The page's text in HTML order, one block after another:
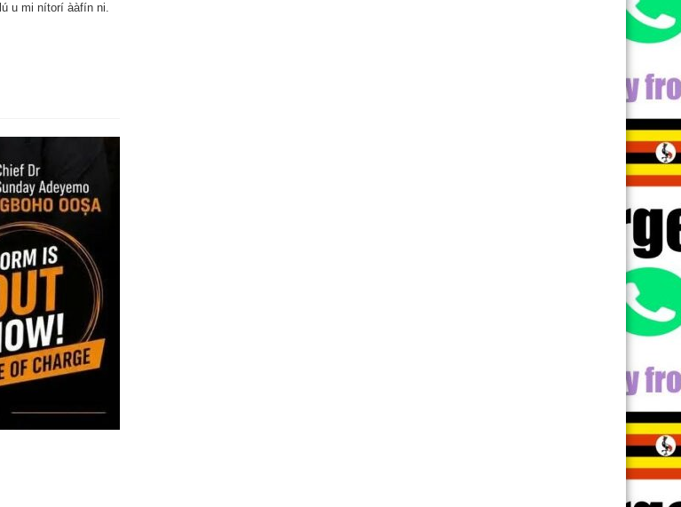
u mi nítorí ààfín ni.